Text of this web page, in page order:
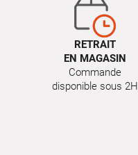
RETRAIT
EN MAGASIN
Commande
disponible sous 2H